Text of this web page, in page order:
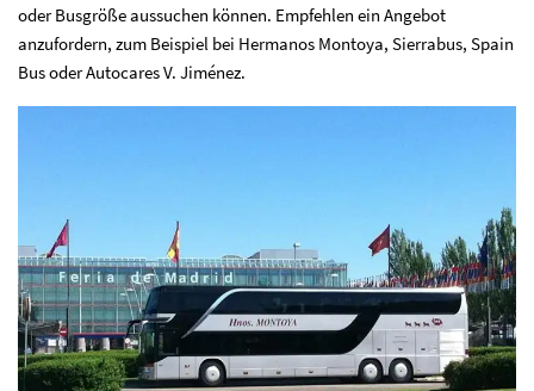
oder Busgröße aussuchen können. Empfehlen ein Angebot
anzufordern, zum Beispiel bei Hermanos Montoya, Sierrabus, Spain
Bus oder Autocares V. Jiménez.